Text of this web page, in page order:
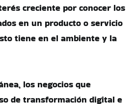
creciente por conocer los
en un producto o servicio
tiene en el ambiente y la
los negocios que
de transformación digital e